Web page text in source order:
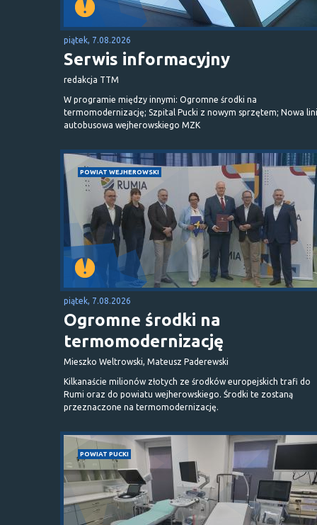
piątek, 7.08.2026
Serwis informacyjny
redakcja TTM
W programie między innymi: Ogromne środki na
termomodernizację; Szpital Pucki z nowym sprzętem; Nowa
autobusowa wejherowskiego MZK
POWIAT WEJHEROWSKI
piątek, 7.08.2026
Ogromne środki na
termomodernizację
Mieszko Weltrowski, Mateusz Paderewski
Kilkanaście milionów złotych ze środków europejskich trafi do
Rumi oraz do powiatu wejherowskiego. Środki te zostaną
przeznaczone na termomodernizację.
POWIAT PUCKI